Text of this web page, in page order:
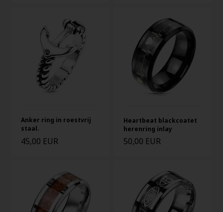
Anker ring in roestvrij
staal.
45,00 EUR
Heartbeat blackcoatet
herenring inlay
50,00 EUR